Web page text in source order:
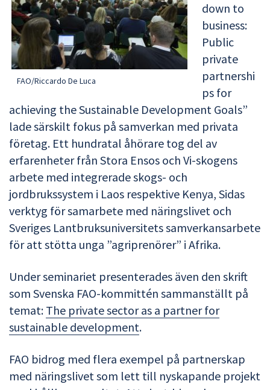
FAO/Riccardo De Luca
down to
business:
Public
private
partnershi
ps for
achieving the Sustainable Development Goals”
lade särskilt fokus på samverkan med privata
företag. Ett hundratal åhörare tog del av
erfarenheter från Stora Ensos och Vi-skogens
arbete med integrerade skogs- och
jordbrukssystem i Laos respektive Kenya, Sidas
verktyg för samarbete med näringslivet och
Sveriges Lantbruksuniversitets samverkansarbete
för att stötta unga ”agriprenörer” i Afrika.
Under seminariet presenterades även den skrift
som Svenska FAO-kommittén sammanställt på
temat: The private sector as a partner for
sustainable development.
FAO bidrog med flera exempel på partnerskap
med näringslivet som lett till nyskapande projekt